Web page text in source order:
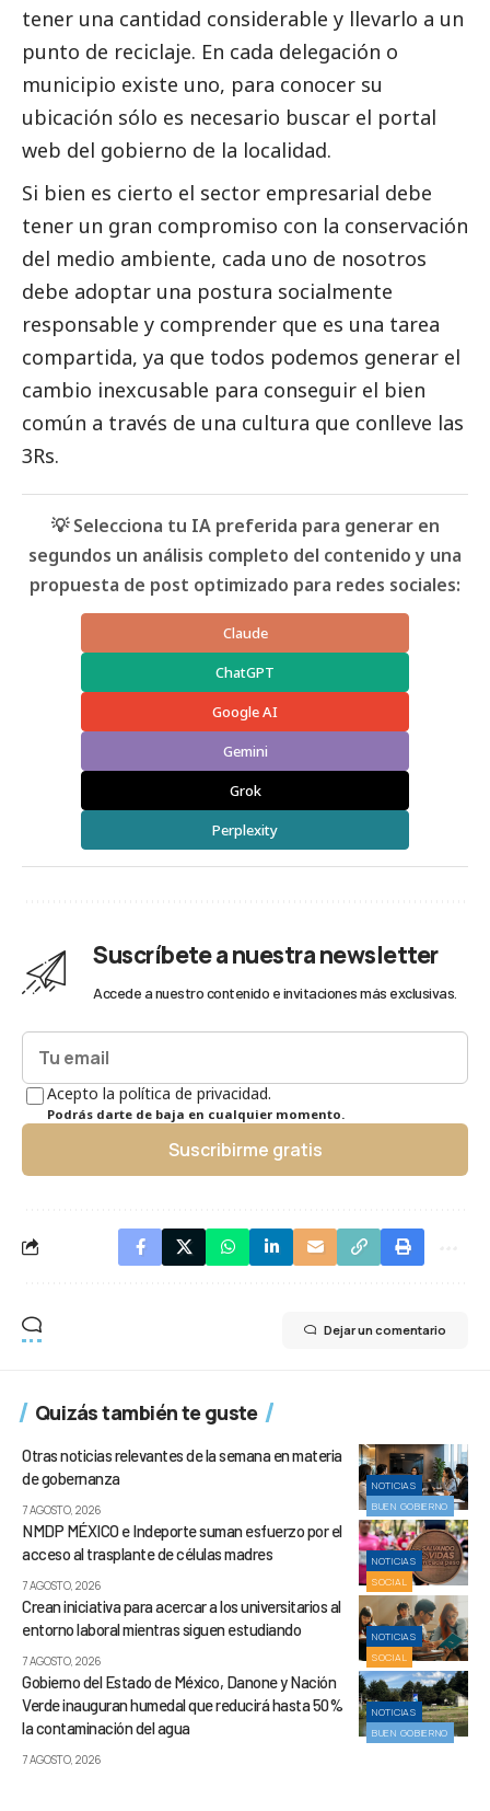
tener una cantidad considerable y llevarlo a un
punto de reciclaje. En cada delegación o
municipio existe uno, para conocer su
ubicación sólo es necesario buscar el portal
web del gobierno de la localidad.
Si bien es cierto el sector empresarial debe
tener un gran compromiso con la conservación
del medio ambiente, cada uno de nosotros
debe adoptar una postura socialmente
responsable y comprender que es una tarea
compartida, ya que todos podemos generar el
cambio inexcusable para conseguir el bien
común a través de una cultura que conlleve las
3Rs.
💡 Selecciona tu IA preferida para generar en
segundos un análisis completo del contenido y una
propuesta de post optimizado para redes sociales:
Claude
ChatGPT
Google AI
Gemini
Grok
Perplexity
Suscríbete a nuestra newsletter
Accede a nuestro contenido e invitaciones más exclusivas.
Acepto la política de privacidad.
Podrás darte de baja en cualquier momento.
Suscribirme gratis
Dejar un comentario
Quizás también te guste
NOTICIAS
BUEN GOBIERNO
Otras noticias relevantes de la semana en materia
de gobernanza
7 AGOSTO, 2026
NOTICIAS
SOCIAL
NMDP MÉXICO e Indeporte suman esfuerzo por el
acceso al trasplante de células madres
7 AGOSTO, 2026
NOTICIAS
SOCIAL
Crean iniciativa para acercar a los universitarios al
entorno laboral mientras siguen estudiando
7 AGOSTO, 2026
NOTICIAS
BUEN GOBIERNO
Gobierno del Estado de México, Danone y Nación
Verde inauguran humedal que reducirá hasta 50%
la contaminación del agua
7 AGOSTO, 2026